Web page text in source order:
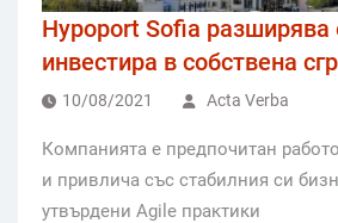
Hypoport Sofia разширява
инвестира в собствена
10/08/2021 Acta Verba
Компанията е предпочитан
и привлича със стабилния си
утвърдени Agile практики